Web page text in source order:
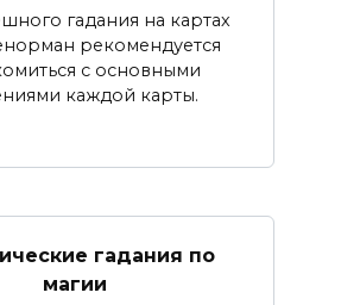
гадания на картах
рекомендуется
с основными
каждой карты.
гадания по
магии